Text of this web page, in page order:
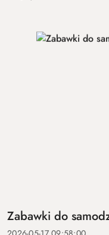
Zabawki do